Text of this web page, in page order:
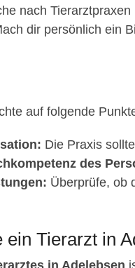
nach
dir persönlich ein
auf folgende
Die Praxis
des
Überprüfe, ob
ein Tierarzt in